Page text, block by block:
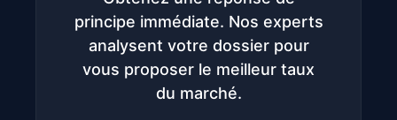
principe immédiate. Nos experts
analysent votre dossier pour
vous proposer le meilleur taux
du marché.